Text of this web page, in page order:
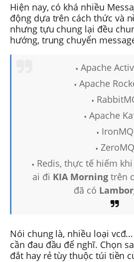
Hiện nay, có khá nhiều
động dựa trên cách thức và
nhưng tựu chung lại đều
hướng, trung chuyển
Apache
Apache
Apache
Redis, thực tế hiếm
ai đi KIA Morningtrên
đã có
Nói chung là, nhiều loại
cần đau đầu để nghĩ. Chọn
đắt hay rẻ tùy thuộc túi tiền